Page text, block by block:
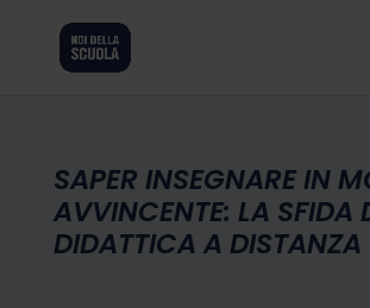
SAPER INSEGNARE IN
AVVINCENTE: LA SFIDA
DIDATTICA A DISTANZA